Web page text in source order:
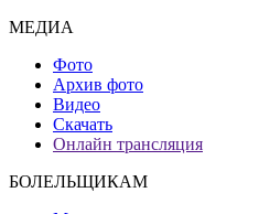
МЕДИА
Фото
Архив фото
Видео
Скачать
Онлайн трансляция
БОЛЕЛЬЩИКАМ